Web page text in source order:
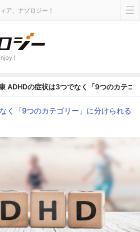
ア、ナゾロジー！
!
ADHDの症状は3つでなく「9つのカテゴ
く「9つのカテゴリー」に分けられる